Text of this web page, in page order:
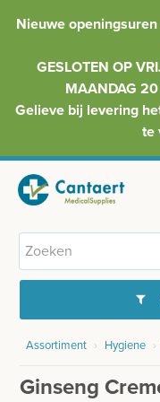
Nieuwe
GESLOTEN OP
MAANDAG
Gelieve bij levering
te
HOME
GYNAECOLOGIE
INJECTIEMATERIAAL
Assortiment › Hygiene ›
Ginseng